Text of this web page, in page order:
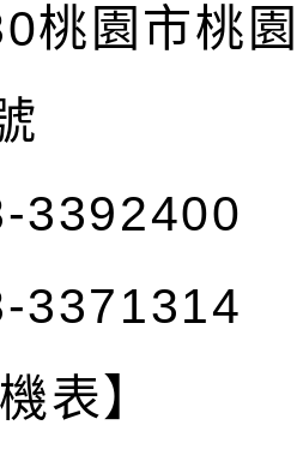
桃園市桃
3392400
3371314
表】